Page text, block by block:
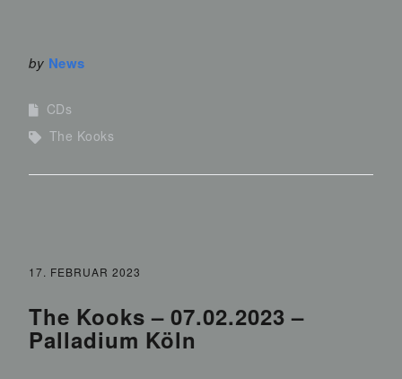
by News
CDs
The Kooks
17. FEBRUAR 2023
The Kooks – 07.02.2023 –
Palladium Köln